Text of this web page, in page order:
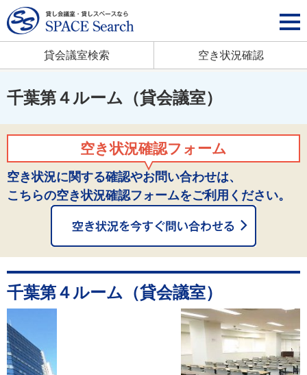
貸会議室検索 空き状況確認
千葉第４ルーム（貸会議室）
空き状況確認フォーム
空き状況に関する確認やお問い合わせは、
こちらの空き状況確認フォームをご利用ください。
千葉第４ルーム（貸会議室）